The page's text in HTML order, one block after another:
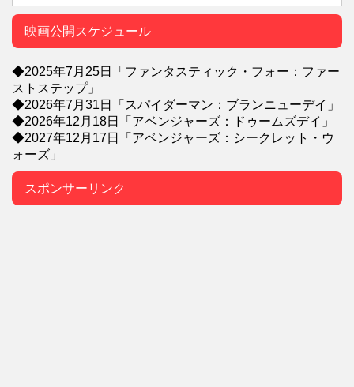
映画公開スケジュール
◆2025年7月25日「ファンタスティック・フォー：ファー
ストステップ」
◆2026年7月31日「スパイダーマン：ブランニューデイ」
◆2026年12月18日「アベンジャーズ：ドゥームズデイ」
◆2027年12月17日「アベンジャーズ：シークレット・ウ
ォーズ」
スポンサーリンク